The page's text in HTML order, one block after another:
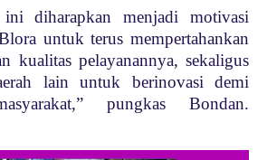
ini diharapkan menjadi motivasi
untuk terus mempertahankan
kualitas pelayanannya, sekaligus
lain untuk berinovasi demi
pungkas Bondan.